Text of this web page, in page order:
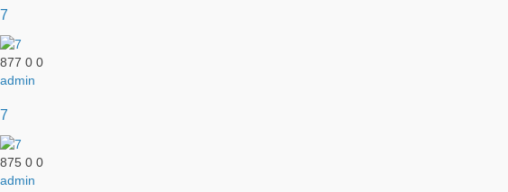
7
877 0 0
admin
7
875 0 0
admin